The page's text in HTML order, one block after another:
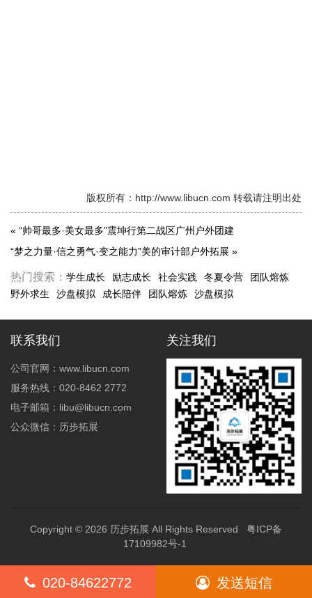
版权所有：http://www.libucn.com 转载请注明出处
« “帅哥最多·美女最多”震坤行第二战区广州户外团建
“梦之力量·信之勇气·变之能力”美的审计部户外拓展 »
热门搜索： 学生成长 励志成长 社会实践 冬夏令营
团队熔炼
野外求生
沙盘模拟 成长陪伴 团队熔炼 沙盘模拟
联系我们
公司官网：www.libucn.com
服务热线：020-8462 2772
电子邮箱：libu@libucn.com
公众微信：历步拓展
关注我们
Copyright © 2026 历步拓展 All Rights Reserved 粤ICP备
17109982号-1
020-84622772 发送短信